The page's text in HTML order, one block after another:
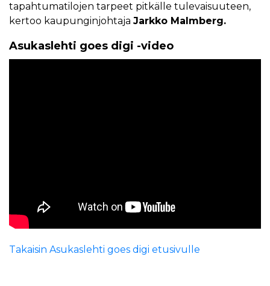
tapahtumatilojen tarpeet pitkälle tulevaisuuteen,
kertoo kaupunginjohtaja Jarkko Malmberg.
Asukaslehti goes digi -video
Takaisin Asukaslehti goes digi etusivulle